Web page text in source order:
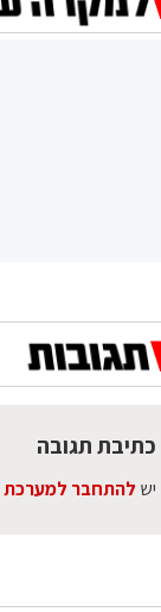
כתיבת תגובה
יש להתחבר למערכת